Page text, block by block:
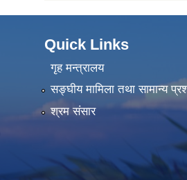
Quick Links
गृह मन्त्रालय
सङ्‍घीय मामिला तथा सामान्य
श्रम संसार